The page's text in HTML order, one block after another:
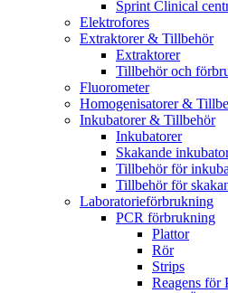
Sprint Clinical
Elektrofores
Extraktorer & Tillbehör
Extraktorer
Tillbehör och
Fluorometer
Homogenisatorer &
Inkubatorer & Tillbehör
Inkubatorer
Skakande
Tillbehör för
Tillbehör för
Laboratorieförbrukning
PCR förbrukning
Plattor
Rör
Strips
Reagens för